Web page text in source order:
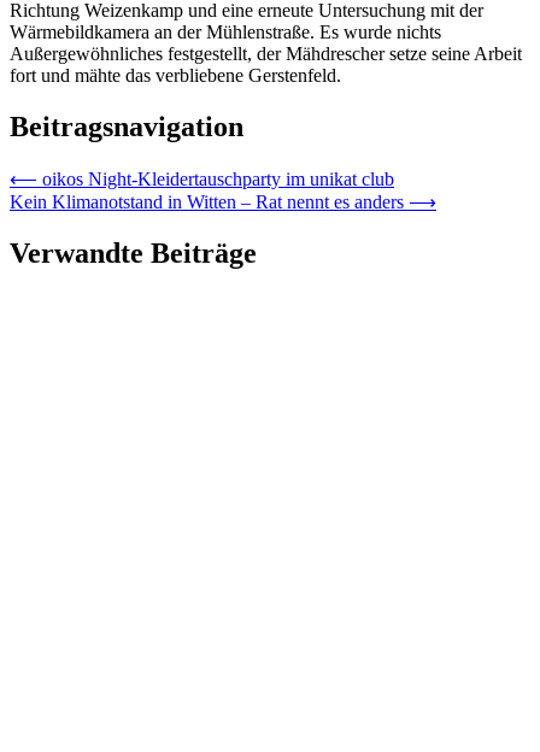
Richtung Weizenkamp und eine erneute Untersuchung mit der
Wärmebildkamera an der Mühlenstraße. Es wurde nichts
Außergewöhnliches festgestellt, der Mähdrescher setze seine Arbeit
fort und mähte das verbliebene Gerstenfeld.
Beitragsnavigation
⟵ oikos Night-Kleidertauschparty im unikat club
Kein Klimanotstand in Witten – Rat nennt es anders ⟶
Verwandte Beiträge